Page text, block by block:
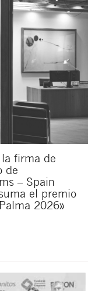
firma de
de
– Spain
el premio
2026»